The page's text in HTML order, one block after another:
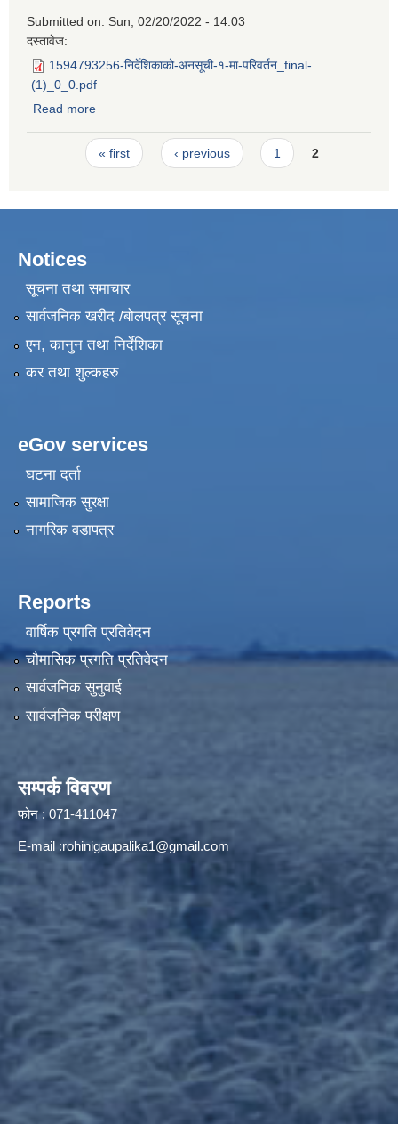
Submitted on: Sun, 02/20/2022 - 14:03
दस्तावेज:
1594793256-निर्देशिकाको-अनसूची-१-मा-परिवर्तन_final-
(1)_0_0.pdf
Read more
Pages« first ‹ previous 1 2
Notices
सूचना तथा समाचार
सार्वजनिक खरीद /बोलपत्र सूचना
एन, कानुन तथा निर्देशिका
कर तथा शुल्कहरु
eGov services
घटना दर्ता
सामाजिक सुरक्षा
नागरिक वडापत्र
Reports
वार्षिक प्रगति प्रतिवेदन
चौमासिक प्रगति प्रतिवेदन
सार्वजनिक सुनुवाई
सार्वजनिक परीक्षण
सम्पर्क विवरण
फोन : 071-411047
E-mail :rohinigaupalika1@gmail.com